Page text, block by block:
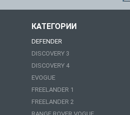
КАТЕГОРИИ
DEFENDER
DISCOVERY 3
DISCOVERY 4
EVOGUE
FREELANDER 1
FREELANDER 2